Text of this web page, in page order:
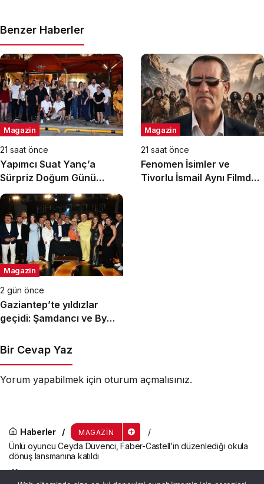
Benzer Haberler
Magazin
21 saat önce
Yapımcı Suat Yanç’a
Sürpriz Doğum Günü
Kutlaması!
Magazin
21 saat önce
Fenomen İsimler ve
Tivorlu İsmail Aynı Filmde
Magazin
2 gün önce
Gaziantep’te yıldızlar
geçidi: Şamdancı ve By
Park’ta görkemli gala
Bir Cevap Yaz
Yorum yapabilmek için oturum açmalısınız.
Haberler MAGAZIN
Ünlü oyuncu Ceyda Düvenci, Faber-Castell’in düzenlediği okula
dönüş lansmanına katıldı
Ünlü oyuncu Ceyda Düvenci,